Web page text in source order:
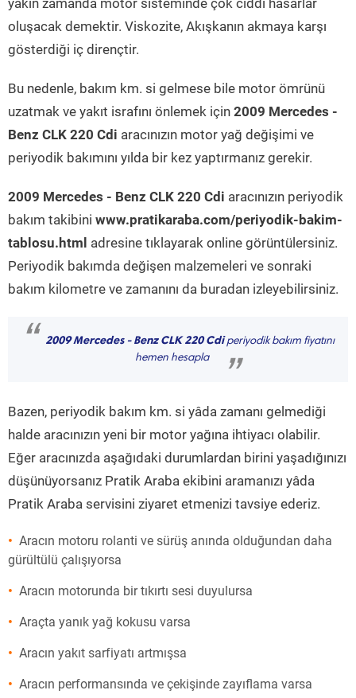
yakın zamanda motor sisteminde çok ciddi hasarlar
oluşacak demektir. Viskozite, Akışkanın akmaya karşı
gösterdiği iç dirençtir.
Bu nedenle, bakım km. si gelmese bile motor ömrünü
uzatmak ve yakıt israfını önlemek için 2009 Mercedes -
Benz CLK 220 Cdi aracınızın motor yağ değişimi ve
periyodik bakımını yılda bir kez yaptırmanız gerekir.
2009 Mercedes - Benz CLK 220 Cdi aracınızın periyodik
bakım takibini www.pratikaraba.com/periyodik-bakim-
tablosu.html adresine tıklayarak online görüntülersiniz.
Periyodik bakımda değişen malzemeleri ve sonraki
bakım kilometre ve zamanını da buradan izleyebilirsiniz.
“ 2009 Mercedes - Benz CLK 220 Cdiperiyodik bakım fiyatını
hemen hesapla
”
Bazen, periyodik bakım km. si yâda zamanı gelmediği
halde aracınızın yeni bir motor yağına ihtiyacı olabilir.
Eğer aracınızda aşağıdaki durumlardan birini yaşadığınızı
düşünüyorsanız Pratik Araba ekibini aramanızı yâda
Pratik Araba servisini ziyaret etmenizi tavsiye ederiz.
Aracın motoru rolanti ve sürüş anında olduğundan daha
gürültülü çalışıyorsa
Aracın motorunda bir tıkırtı sesi duyulursa
Araçta yanık yağ kokusu varsa
Aracın yakıt sarfiyatı artmışsa
Aracın performansında ve çekişinde zayıflama varsa